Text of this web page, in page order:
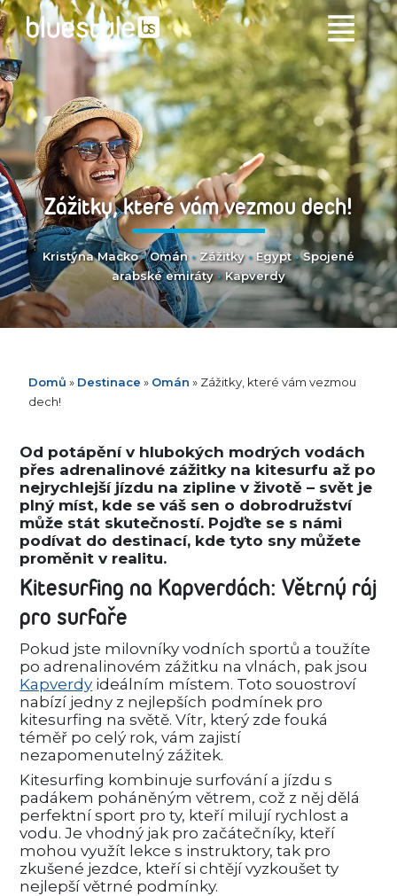
Zážitky, které vám vezmou dech!
Kristýna Macko•Omán• Zážitky•Egypt•Spojené
arabské emiráty•Kapverdy
Domů » Destinace » Omán » Zážitky, které vám vezmou
dech!
Od potápění v hlubokých modrých vodách
přes adrenalinové zážitky na kitesurfu až po
nejrychlejší jízdu na zipline v životě – svět je
plný míst, kde se váš sen o dobrodružství
může stát skutečností. Pojďte se s námi
podívat do destinací, kde tyto sny můžete
proměnit v realitu.
Kitesurfing na Kapverdách: Větrný ráj
pro surfaře
Pokud jste milovníky vodních sportů a toužíte
po adrenalinovém zážitku na vlnách, pak jsou
Kapverdy ideálním místem. Toto souostroví
nabízí jedny z nejlepších podmínek pro
kitesurfing na světě. Vítr, který zde fouká
téměř po celý rok, vám zajistí
nezapomenutelný zážitek.
Kitesurfing kombinuje surfování a jízdu s
padákem poháněným větrem, což z něj dělá
perfektní sport pro ty, kteří milují rychlost a
vodu. Je vhodný jak pro začátečníky, kteří
mohou využít lekce s instruktory, tak pro
zkušené jezdce, kteří si chtějí vyzkoušet ty
nejlepší větrné podmínky.